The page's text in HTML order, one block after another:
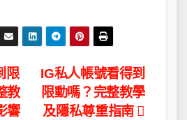
IG私人帳號看得到
限動嗎？完整教學
及隱私尊重指南
限
教
響